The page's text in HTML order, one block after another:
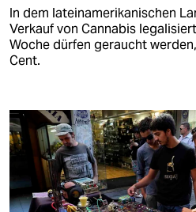
In dem lateinamerikanischen
Verkauf von Cannabis
Woche dürfen geraucht
Cent.